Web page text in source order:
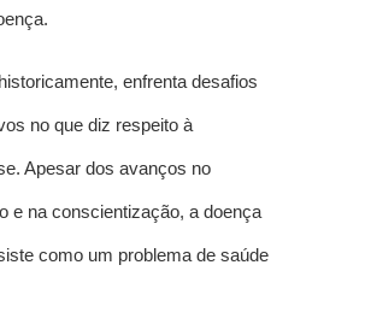
enfrenta desafios
no que diz respeito à
Apesar dos avanços no
e na conscientização, a doença
como um problema de saúde